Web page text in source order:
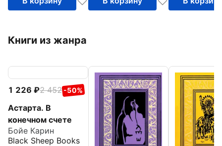
Книги из жанра
1 226 2 452 -50%
Астарта. В
конечном счете
Бойе Карин
Black Sheep Books